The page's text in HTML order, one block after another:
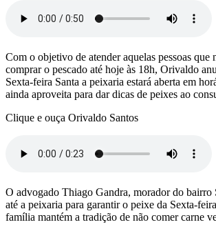
Com o objetivo de atender aquelas pessoas que
comprar o pescado até hoje às 18h, Orivaldo
Sexta-feira Santa a peixaria estará aberta em
ainda aproveita para dar dicas de peixes ao
Clique e ouça Orivaldo Santos
O advogado Thiago Gandra, morador do
até a peixaria para garantir o peixe da Sexta-
família mantém a tradição de não comer carne